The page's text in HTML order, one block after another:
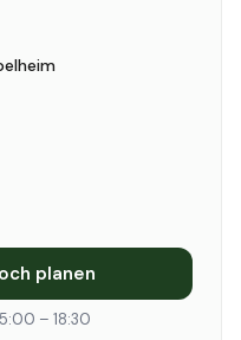
planen
– 18:30